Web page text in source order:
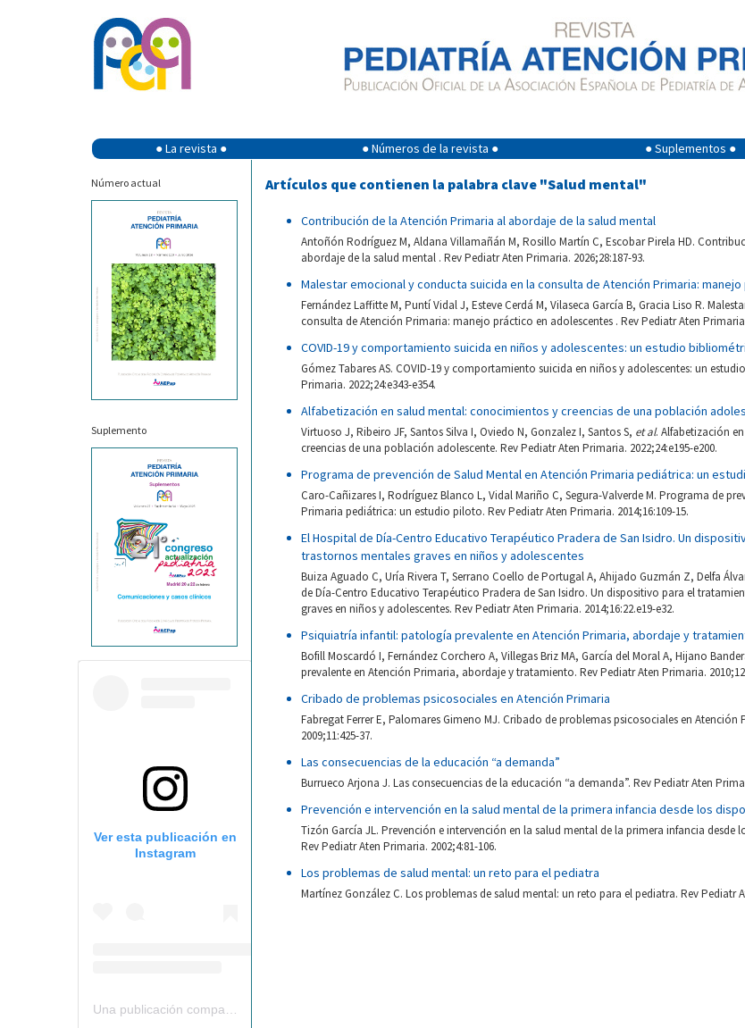
● La revista ● ● Números de la revista ● ● Suplementos ●
Número actual
Suplemento
Ver esta publicación en
Instagram
Artículos que contienen la palabra clave "Salud mental"
Contribución de la Atención Primaria al abordaje de la salud mental
Antoñón Rodríguez M, Aldana Villamañán M, Rosillo Martín C, Escobar Pirela HD.
abordaje de la salud mental . Rev Pediatr Aten Primaria. 2026;28:187-93.
Malestar emocional y conducta suicida en la consulta de Atención Primaria:
Fernández Laffitte M, Puntí Vidal J, Esteve Cerdá M, Vilaseca García B, Gracia Liso R.
consulta de Atención Primaria: manejo práctico en adolescentes . Rev Pediatr Aten Primaria.
COVID-19 y comportamiento suicida en niños y adolescentes: un estudio
Gómez Tabares AS. COVID-19 y comportamiento suicida en niños y adolescentes: un
Primaria. 2022;24:e343-e354.
Alfabetización en salud mental: conocimientos y creencias de una población
Virtuoso J, Ribeiro JF, Santos Silva I, Oviedo N, Gonzalez I, Santos S, et al. Alfabetización
creencias de una población adolescente. Rev Pediatr Aten Primaria. 2022;24:e195-e200.
Programa de prevención de Salud Mental en Atención Primaria pediátrica: un
Caro-Cañizares I, Rodríguez Blanco L, Vidal Mariño C, Segura-Valverde M. Programa de
Primaria pediátrica: un estudio piloto. Rev Pediatr Aten Primaria. 2014;16:109-15.
El Hospital de Día-Centro Educativo Terapéutico Pradera de San Isidro. Un
trastornos mentales graves en niños y adolescentes
Buiza Aguado C, Uría Rivera T, Serrano Coello de Portugal A, Ahijado Guzmán Z, Delfa
de Día-Centro Educativo Terapéutico Pradera de San Isidro. Un dispositivo para el
graves en niños y adolescentes. Rev Pediatr Aten Primaria. 2014;16:22.e19-e32.
Psiquiatría infantil: patología prevalente en Atención Primaria, abordaje y
Bofill Moscardó I, Fernández Corchero A, Villegas Briz MA, García del Moral A, Hijano
prevalente en Atención Primaria, abordaje y tratamiento. Rev Pediatr Aten Primaria.
Cribado de problemas psicosociales en Atención Primaria
Fabregat Ferrer E, Palomares Gimeno MJ. Cribado de problemas psicosociales en Atención
2009;11:425-37.
Las consecuencias de la educación “a demanda”
Burrueco Arjona J. Las consecuencias de la educación “a demanda”. Rev Pediatr Aten
Prevención e intervención en la salud mental de la primera infancia desde los
Tizón García JL. Prevención e intervención en la salud mental de la primera infancia desde
Rev Pediatr Aten Primaria. 2002;4:81-106.
Los problemas de salud mental: un reto para el pediatra
Martínez González C. Los problemas de salud mental: un reto para el pediatra. Rev Pediatr